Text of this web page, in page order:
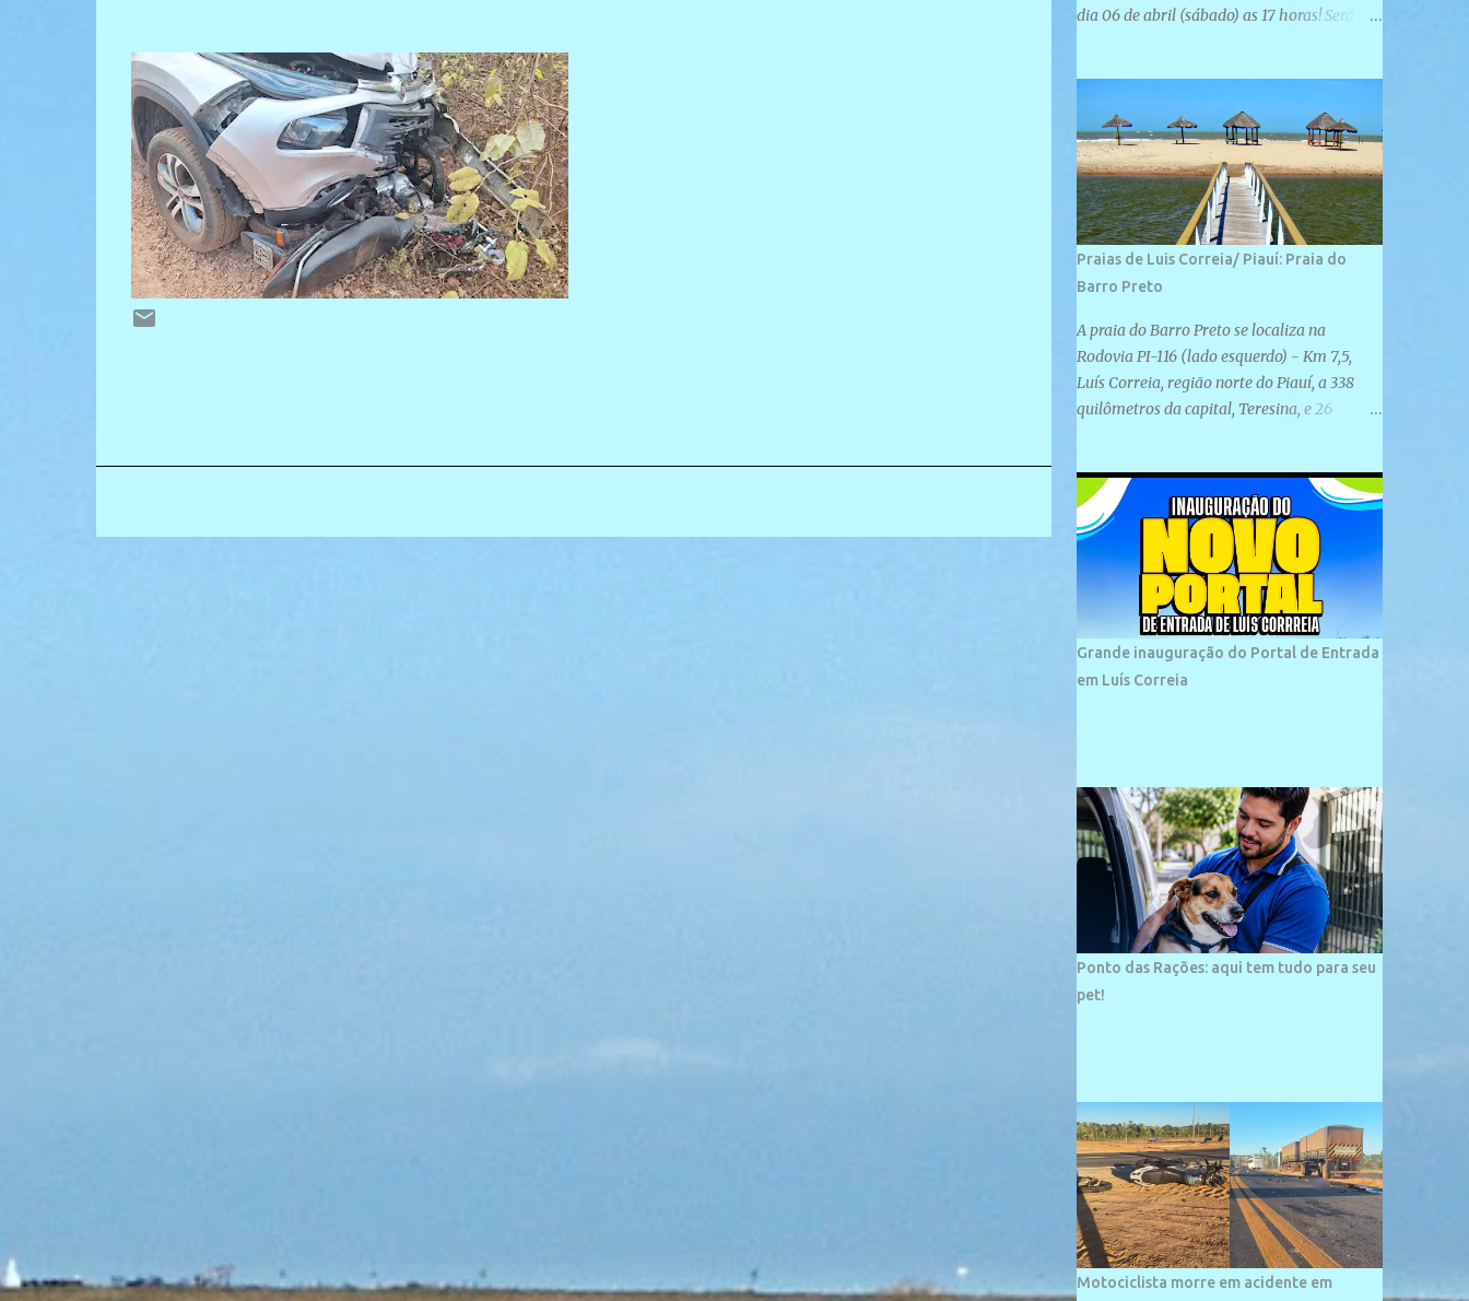
dia 06 de abril (sábado) as 17 horas! Será
localizada na Rua São José, 98 Barrinha -
Cajueiro da Praia.
Praias de Luis Correia/ Piauí: Praia do
Barro Preto
A praia do Barro Preto se localiza na
Rodovia PI-116 (lado esquerdo) - Km 7,5,
Luís Correia, região norte do Piauí, a 338
quilômetros da capital, Teresina, e 26
plana e retilínea na maior parte de sua
extensão, chegando a mais ou menos a 1,5
km de paisagens exuberantes. Possui ondas
suaves devido ao extensivo molhe de pedras
que não chegam a 2 metros de altura, não
apresentando dunas em seu espaço
geográfico. Não se sabe ao certo porque a
praia leva esse nome, e muitas das suas
vizinhos. O bairro onde se localiza a praia é
palco de amplos investimentos e projetos
grandiosos como hotéis, pousadas e
residências de veraneio de grande porte. O
maior empreendimento fixado nessa área é
o SESC Praia, inaugurado em 12 de julho de
1996. Com arquitetura moderna,...
Grande inauguração do Portal de Entrada
em Luís Correia
Ponto das Rações: aqui tem tudo para seu
pet!
Motociclista morre em acidente em